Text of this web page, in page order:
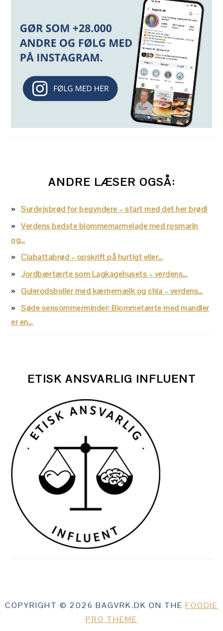
ANDRE LÆSER OGSÅ:
Surdejsbrød for begyndere – start med det her brød!
Verdens bedste blommemarmelade med rosmarin
og…
Ciabattabrød – opskrift på hurtigt eller…
Jordbærtærte som Lagkagehusets – verdens…
Gulerodsboller med kærnemælk og chia – verdens…
Søde sensommerminder: Blommetærte med mandler
er en…
ETISK ANSVARLIG INFLUENT
COPYRIGHT © 2026 BAGVRK.DK ON THE FOODIE
PRO THEME